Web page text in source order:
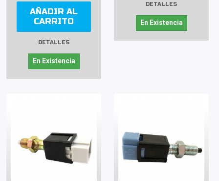
AÑADIR AL
CARRITO
DETALLES
En Existencia
DETALLES
En Existencia